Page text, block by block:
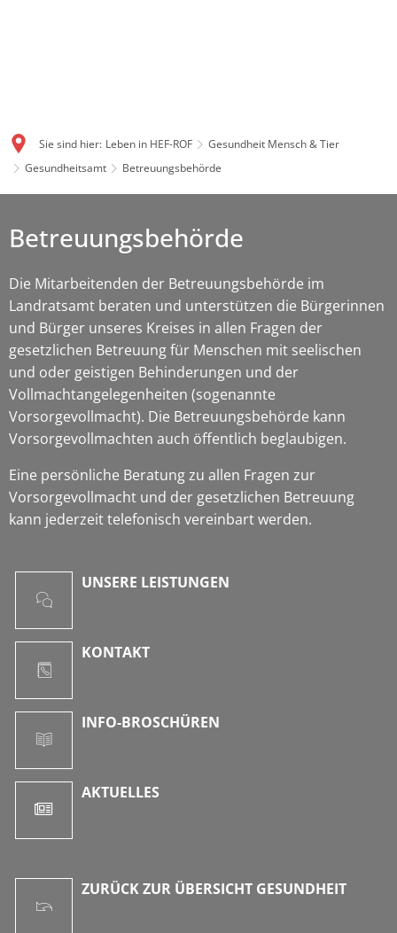
Sie sind hier: Leben in HEF-ROF
Gesundheit Mensch & Tier
Gesundheitsamt
Betreuungsbehörde
Betreuungsbehörde
Die Mitarbeitenden der Betreuungsbehörde im
Landratsamt beraten und unterstützen die Bürgerinnen
und Bürger unseres Kreises in allen Fragen der
gesetzlichen Betreuung für Menschen mit seelischen
und oder geistigen Behinderungen und der
Vollmachtangelegenheiten (sogenannte
Vorsorgevollmacht). Die Betreuungsbehörde kann
Vorsorgevollmachten auch öffentlich beglaubigen.
Eine persönliche Beratung zu allen Fragen zur
Vorsorgevollmacht und der gesetzlichen Betreuung
kann jederzeit telefonisch vereinbart werden.
UNSERE LEISTUNGEN
KONTAKT
INFO-BROSCHÜREN
AKTUELLES
ZURÜCK ZUR ÜBERSICHT GESUNDHEIT